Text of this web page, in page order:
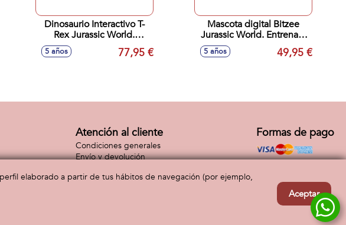
Dinosaurio Interactivo T-
Rex Jurassic World.
20,64x30,48x19,37 cm
5 años 77,95 €
Mascota digital Bitzee
Jurassic World. Entrena a
tus dinos para las batallas!!
17,15x14,78x11,68 cm
5 años 49,95 €
Atención al cliente
Condiciones generales
Envío y devolución
Formas de pago
elaborado a partir de tus hábitos de navegación (por ejemplo,
Aceptar